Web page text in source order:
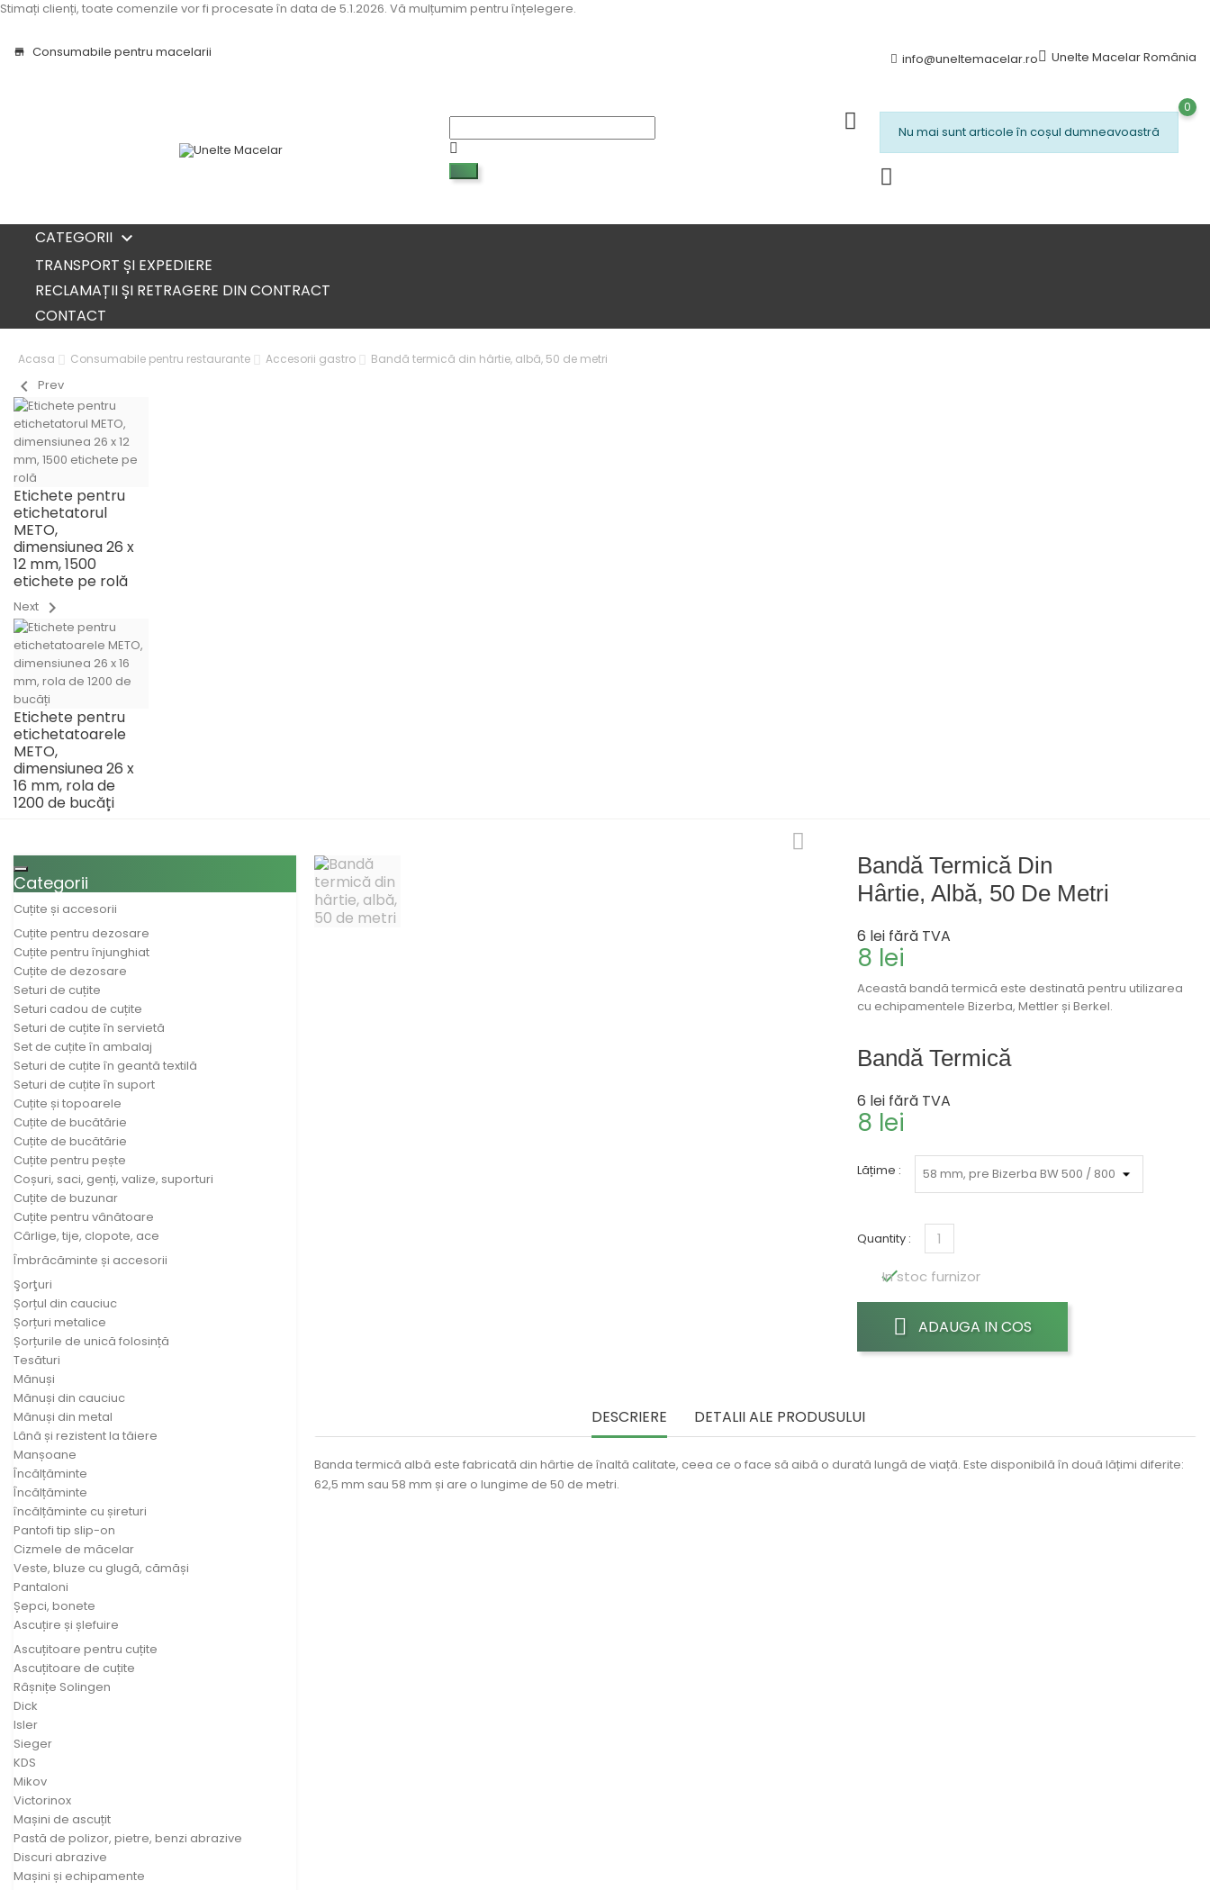
Stimați clienți, toate comenzile vor fi procesate în data de 5.1.2026. Vă mulțumim pentru înțelegere.
store Consumabile pentru macelarii info@uneltemacelar.ro Unelte Macelar România
Nu mai sunt articole în coșul dumneavoastră
0
CATEGORII 
TRANSPORT ȘI EXPEDIERE
RECLAMAȚII ȘI RETRAGERE DIN CONTRACT
CONTACT
Acasa Consumabile pentru restaurante Accesorii gastro Bandă termică din hârtie, albă, 50 de metri
chevron_left Prev
Etichete pentru
etichetatorul
METO,
dimensiunea 26 x
12 mm, 1500
etichete pe rolă
Next chevron_right
Etichete pentru
etichetatoarele
METO,
dimensiunea 26 x
16 mm, rola de
1200 de bucăți
Toggle navigation
Categorii
Cuțite și accesorii
Cuțite pentru dezosare
Cuțite pentru înjunghiat
Cuțite de dezosare
Seturi de cuțite
Seturi cadou de cuțite
Seturi de cuțite în servietă
Set de cuțite în ambalaj
Seturi de cuțite în geantă textilă
Seturi de cuțite în suport
Cuțite și topoarele
Cuțite de bucătărie
Cuțite de bucătărie
Cuțite pentru pește
Coșuri, saci, genți, valize, suporturi
Cuțite de buzunar
Cuțite pentru vânătoare
Cârlige, tije, clopote, ace
Îmbrăcăminte și accesorii
Şorţuri
Șorțul din cauciuc
Șorțuri metalice
Șorțurile de unică folosință
Tesături
Mănuși
Mănuși din cauciuc
Mănuși din metal
Lână și rezistent la tăiere
Manșoane
Încălțăminte
Încălțăminte
încălțăminte cu șireturi
Pantofi tip slip-on
Cizmele de măcelar
Veste, bluze cu glugă, cămăși
Pantaloni
Șepci, bonete
Ascuțire și șlefuire
Ascuțitoare pentru cuțite
Ascuțitoare de cuțite
Râșnițe Solingen
Dick
Isler
Sieger
KDS
Mikov
Victorinox
Mașini de ascuțit
Pastă de polizor, pietre, benzi abrazive
Discuri abrazive
Mașini și echipamente
Bandă Termică Din
Hârtie, Albă, 50 De Metri
6 lei fără TVA
8 lei
Această bandă termică este destinată pentru utilizarea
cu echipamentele Bizerba, Mettler și Berkel.
Bandă Termică
6 lei fără TVA
8 lei
Lățime :
Quantity :

In stoc furnizor
ADAUGA IN COS
DESCRIERE DETALII ALE PRODUSULUI
Banda termică albă este fabricată din hârtie de înaltă calitate, ceea ce o face să aibă o durată lungă de viață. Este disponibilă în două lățimi diferite:
62,5 mm sau 58 mm și are o lungime de 50 de metri.